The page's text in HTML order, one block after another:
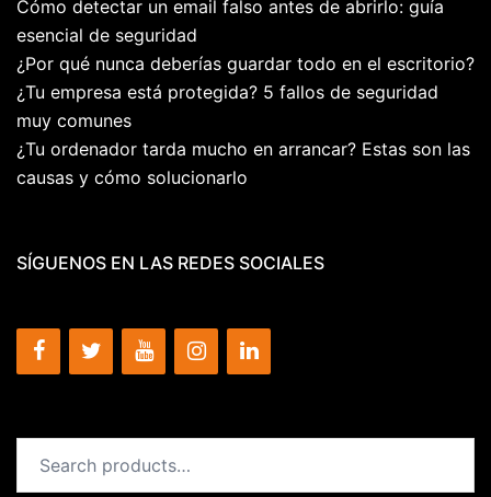
Cómo detectar un email falso antes de abrirlo: guía
esencial de seguridad
¿Por qué nunca deberías guardar todo en el escritorio?
¿Tu empresa está protegida? 5 fallos de seguridad
muy comunes
¿Tu ordenador tarda mucho en arrancar? Estas son las
causas y cómo solucionarlo
SÍGUENOS EN LAS REDES SOCIALES
for: